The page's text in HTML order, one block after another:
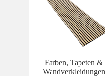
Farben, Tapeten &
Wandverkleidungen